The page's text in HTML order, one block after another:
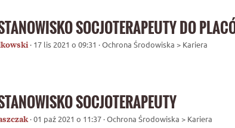
SOCJOTERAPEUTY DO
· 17 lis 2021 o 09:31 · Ochrona Środowiska > Kariera
SOCJOTERAPEUTY
· 01 paź 2021 o 11:37 · Ochrona Środowiska > Kariera